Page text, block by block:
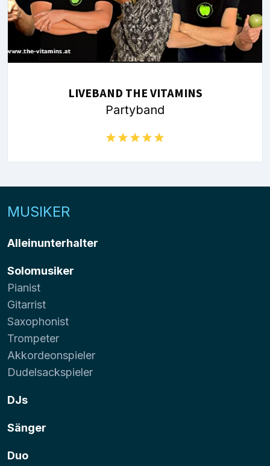
LIVEBAND THE VITAMINS
Partyband
MUSIKER
Alleinunterhalter
Solomusiker
Pianist
Gitarrist
Saxophonist
Trompeter
Akkordeonspieler
Dudelsackspieler
DJs
Sänger
Duo